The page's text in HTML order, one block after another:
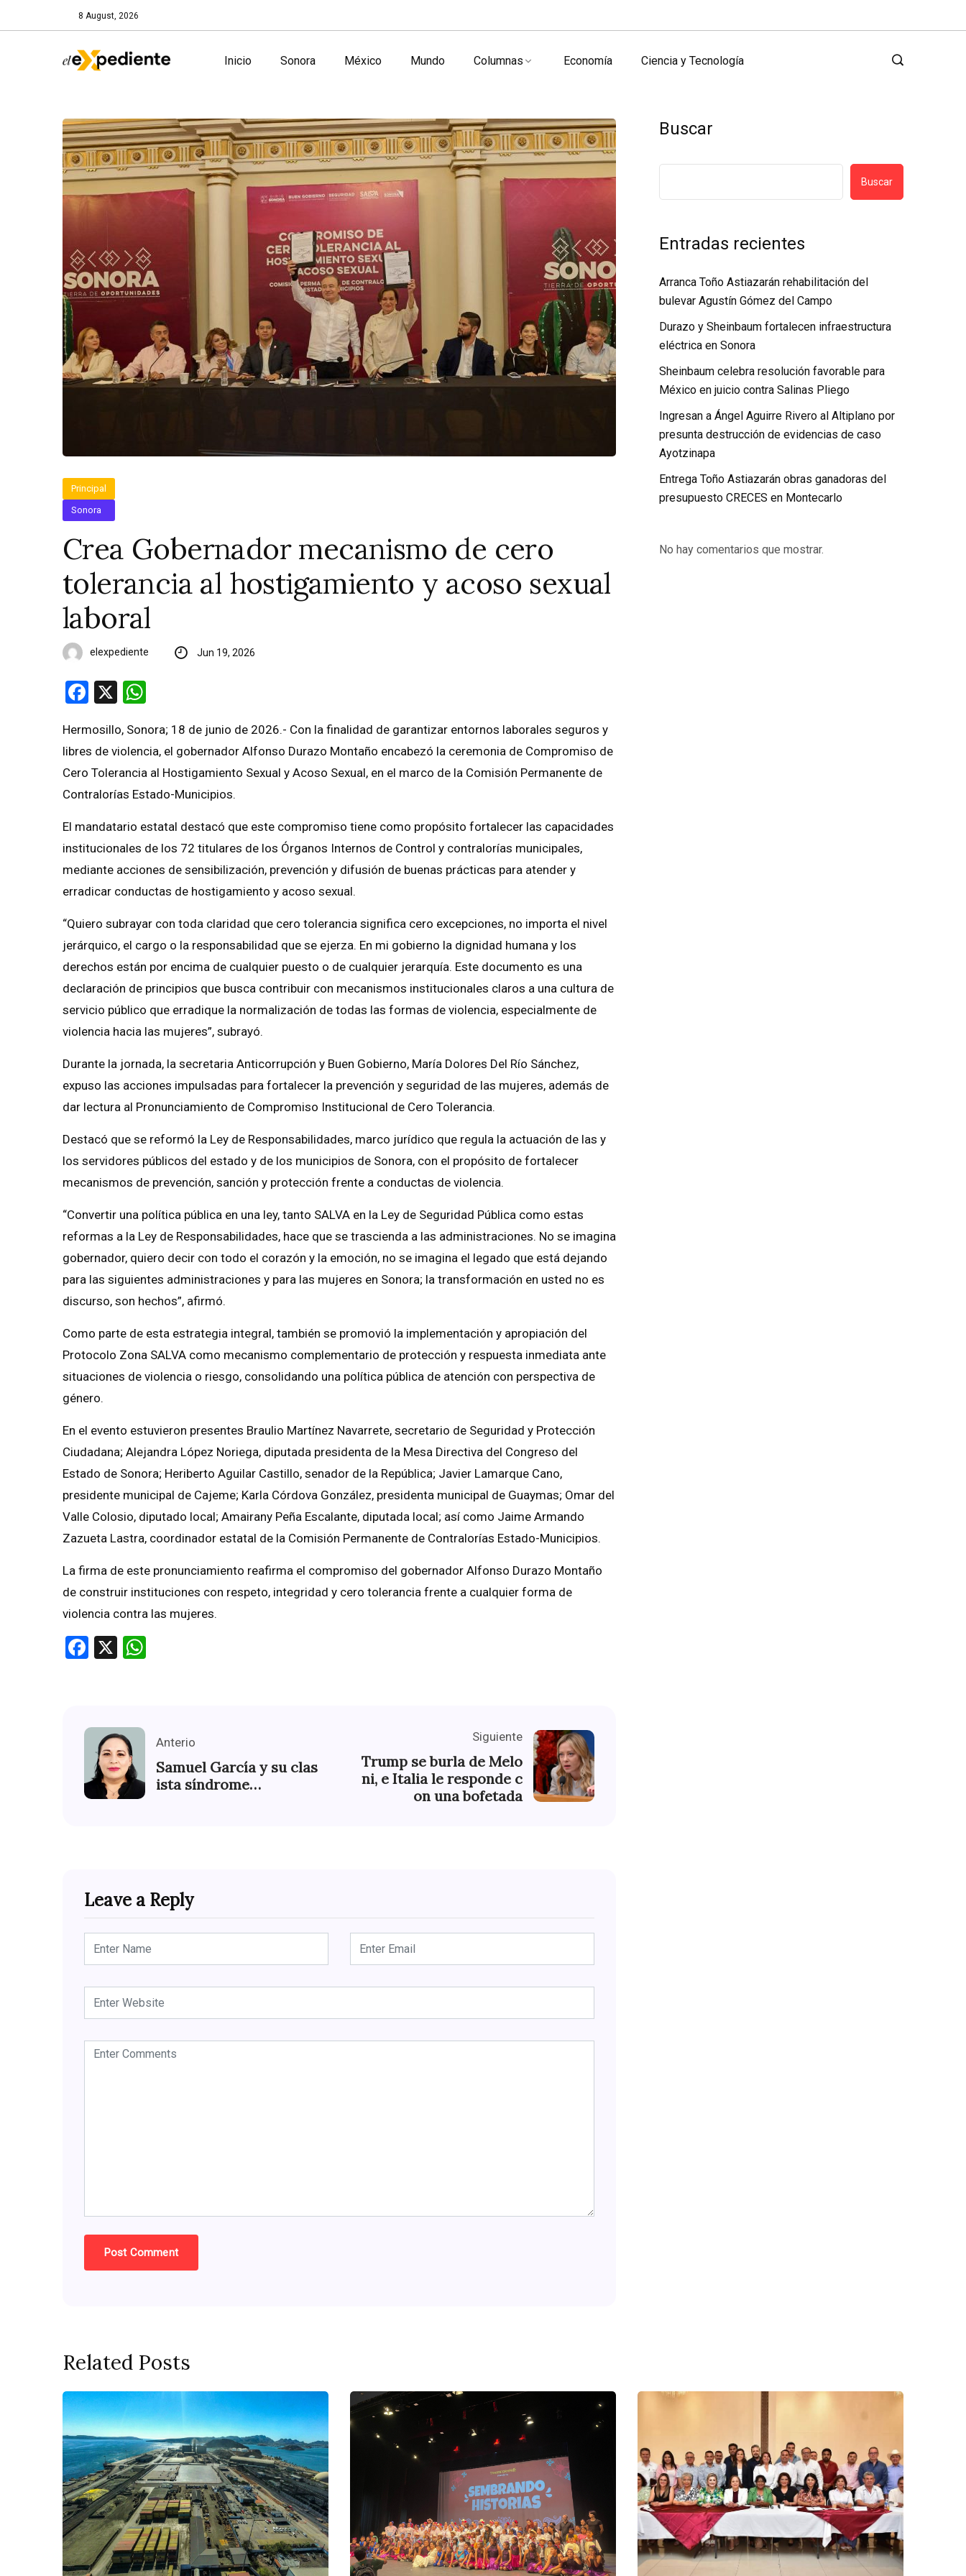
8 August, 2026
Inicio Sonora México Mundo Columnas Economía Ciencia y Tecnología
Principal
Sonora
Crea Gobernador mecanismo de cero
tolerancia al hostigamiento y acoso sexual
laboral
elexpediente Jun 19, 2026
Facebook
X
Hermosillo, Sonora; 18 de junio de 2026.- Con la finalidad de garantizar entornos laborales seguros y
libres de violencia, el gobernador Alfonso Durazo Montaño encabezó la ceremonia de Compromiso de
Cero Tolerancia al Hostigamiento Sexual y Acoso Sexual, en el marco de la Comisión Permanente de
Contralorías Estado-Municipios.
El mandatario estatal destacó que este compromiso tiene como propósito fortalecer las capacidades
institucionales de los 72 titulares de los Órganos Internos de Control y contralorías municipales,
mediante acciones de sensibilización, prevención y difusión de buenas prácticas para atender y
erradicar conductas de hostigamiento y acoso sexual.
“Quiero subrayar con toda claridad que cero tolerancia significa cero excepciones, no importa el nivel
jerárquico, el cargo o la responsabilidad que se ejerza. En mi gobierno la dignidad humana y los
derechos están por encima de cualquier puesto o de cualquier jerarquía. Este documento es una
declaración de principios que busca contribuir con mecanismos institucionales claros a una cultura de
servicio público que erradique la normalización de todas las formas de violencia, especialmente de
violencia hacia las mujeres”, subrayó.
Durante la jornada, la secretaria Anticorrupción y Buen Gobierno, María Dolores Del Río Sánchez,
expuso las acciones impulsadas para fortalecer la prevención y seguridad de las mujeres, además de
dar lectura al Pronunciamiento de Compromiso Institucional de Cero Tolerancia.
Destacó que se reformó la Ley de Responsabilidades, marco jurídico que regula la actuación de las y
los servidores públicos del estado y de los municipios de Sonora, con el propósito de fortalecer
mecanismos de prevención, sanción y protección frente a conductas de violencia.
“Convertir una política pública en una ley, tanto SALVA en la Ley de Seguridad Pública como estas
reformas a la Ley de Responsabilidades, hace que se trascienda a las administraciones. No se imagina
gobernador, quiero decir con todo el corazón y la emoción, no se imagina el legado que está dejando
para las siguientes administraciones y para las mujeres en Sonora; la transformación en usted no es
discurso, son hechos”, afirmó.
Como parte de esta estrategia integral, también se promovió la implementación y apropiación del
Protocolo Zona SALVA como mecanismo complementario de protección y respuesta inmediata ante
situaciones de violencia o riesgo, consolidando una política pública de atención con perspectiva de
género.
En el evento estuvieron presentes Braulio Martínez Navarrete, secretario de Seguridad y Protección
Ciudadana; Alejandra López Noriega, diputada presidenta de la Mesa Directiva del Congreso del
Estado de Sonora; Heriberto Aguilar Castillo, senador de la República; Javier Lamarque Cano,
presidente municipal de Cajeme; Karla Córdova González, presidenta municipal de Guaymas; Omar del
Valle Colosio, diputado local; Amairany Peña Escalante, diputada local; así como Jaime Armando
Zazueta Lastra, coordinador estatal de la Comisión Permanente de Contralorías Estado-Municipios.
La firma de este pronunciamiento reafirma el compromiso del gobernador Alfonso Durazo Montaño
de construir instituciones con respeto, integridad y cero tolerancia frente a cualquier forma de
violencia contra las mujeres.
Facebook
X
Anterio
Samuel García y su clas
ista síndrome…
Siguiente
Trump se burla de Melo
ni, e Italia le responde c
on una bofetada
Leave a Reply
Buscar
Buscar
Entradas recientes
Arranca Toño Astiazarán rehabilitación del
bulevar Agustín Gómez del Campo
Durazo y Sheinbaum fortalecen infraestructura
eléctrica en Sonora
Sheinbaum celebra resolución favorable para
México en juicio contra Salinas Pliego
Ingresan a Ángel Aguirre Rivero al Altiplano por
presunta destrucción de evidencias de caso
Ayotzinapa
Entrega Toño Astiazarán obras ganadoras del
presupuesto CRECES en Montecarlo
No hay comentarios que mostrar.
Related Posts